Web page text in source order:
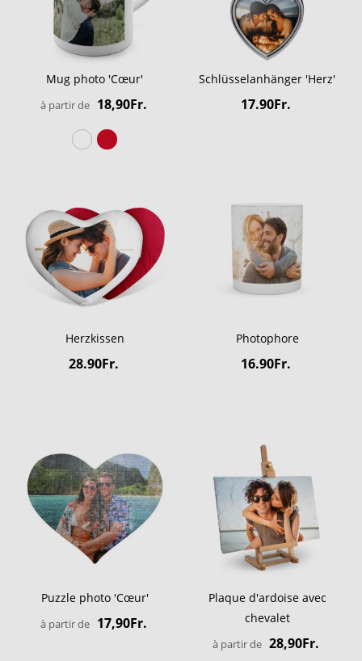
Mug photo 'Cœur'
à partir de 18,90Fr.
Schlüsselanhänger 'Herz'
17.90Fr.
Herzkissen
28.90Fr.
Photophore
16.90Fr.
Puzzle photo 'Cœur'
à partir de 17,90Fr.
Plaque d'ardoise avec
chevalet
à partir de 28,90Fr.